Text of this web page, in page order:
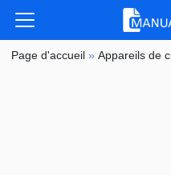
Page d'accueil »Appareils de